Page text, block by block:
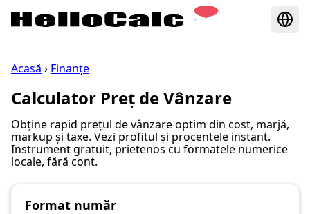
Acasă › Finanțe
Calculator Preț de Vânzare
Obține rapid prețul de vânzare optim din cost, marjă,
markup și taxe. Vezi profitul și procentele instant.
Instrument gratuit, prietenos cu formatele numerice
locale, fără cont.
Format număr